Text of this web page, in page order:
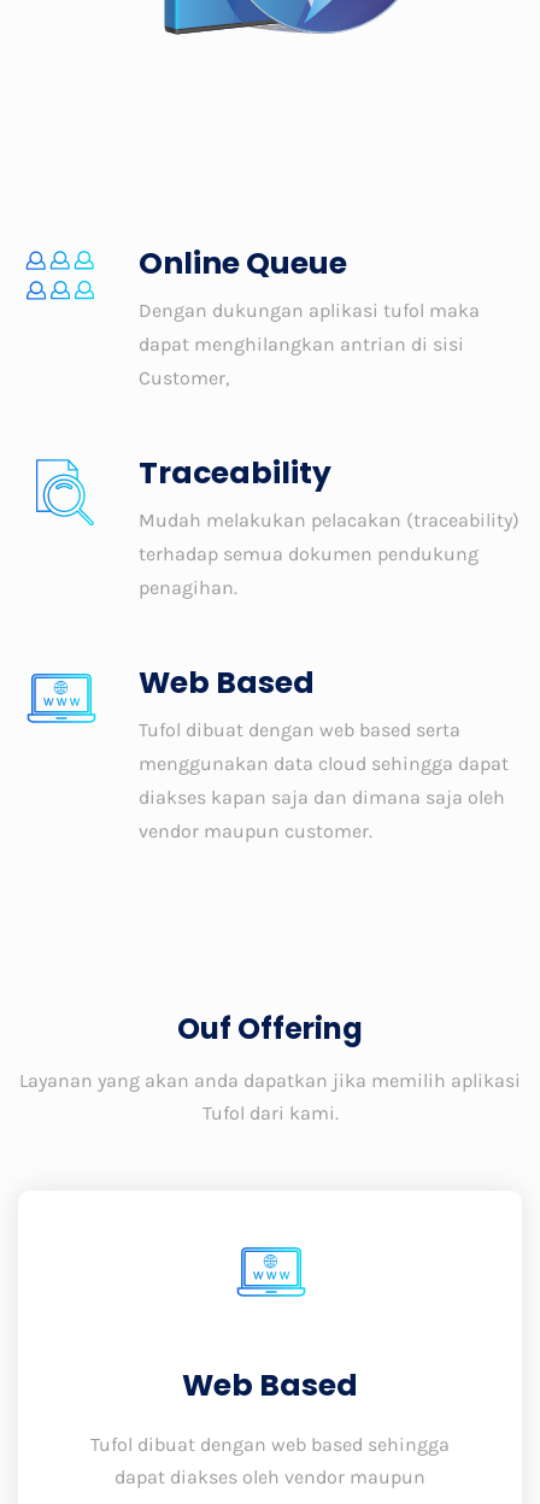
Online Queue
Dengan dukungan aplikasi tufol maka
dapat menghilangkan antrian di sisi
Customer,
Traceability
Mudah melakukan pelacakan (traceability)
terhadap semua dokumen pendukung
penagihan.
Web Based
Tufol dibuat dengan web based serta
menggunakan data cloud sehingga dapat
diakses kapan saja dan dimana saja oleh
vendor maupun customer.
Ouf Offering
Layanan yang akan anda dapatkan jika memilih aplikasi
Tufol dari kami.
Web Based
Tufol dibuat dengan web based sehingga
dapat diakses oleh vendor maupun